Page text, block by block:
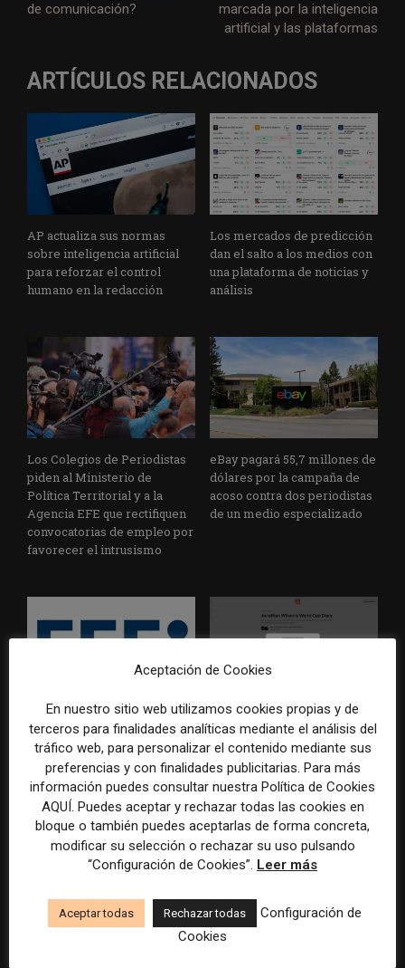
de comunicación?
marcada por la inteligencia
artificial y las plataformas
ARTÍCULOS RELACIONADOS
AP actualiza sus normas
sobre inteligencia artificial
para reforzar el control
humano en la redacción
Los mercados de predicción
dan el salto a los medios con
una plataforma de noticias y
análisis
Los Colegios de Periodistas
piden al Ministerio de
Política Territorial y a la
Agencia EFE que rectifiquen
convocatorias de empleo por
favorecer el intrusismo
eBay pagará 55,7 millones de
dólares por la campaña de
acoso contra dos periodistas
de un medio especializado
EFE publica una guía para
integrar la inteligencia
artificial en sus procesos
informativos con supervisión
humana
Substack incorpora una
herramienta que estima
cuánto contenido ha sido
escrito con inteligencia
artificial
Aceptación de Cookies
En nuestro sitio web utilizamos cookies propias y de
terceros para finalidades analíticas mediante el análisis del
tráfico web, para personalizar el contenido mediante sus
preferencias y con finalidades publicitarias. Para más
información puedes consultar nuestra Política de Cookies
AQUÍ. Puedes aceptar y rechazar todas las cookies en
bloque o también puedes aceptarlas de forma concreta,
modificar su selección o rechazar su uso pulsando
“Configuración de Cookies”. Leer más
Aceptar todas Rechazar todas
Configuración de
Cookies